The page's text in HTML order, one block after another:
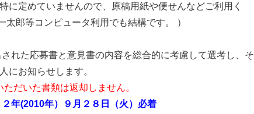
めていませんので、原稿用紙や便せんなどご利用く
等コンピュータ利用でも結構です。 ）
た応募書と意見書の内容を総合的に考慮して選考し、そ
知らせします。
ただいた書類は返却しません。
２年(2010年）９月２８日（火）必着